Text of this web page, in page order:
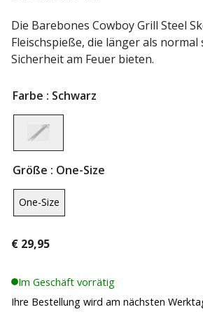
Die Barebones Cowboy Grill Steel
Fleischspieße, die länger als
Sicherheit am Feuer bieten.
Farbe : Schwarz
Größe : One-Size
One-Size
€ 29,95
Im Geschäft vorrätig
Ihre Bestellung wird am nächsten